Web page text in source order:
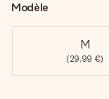
Modèle
M
(29,99 €)